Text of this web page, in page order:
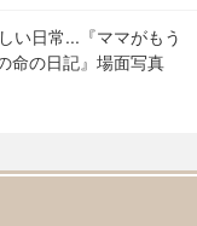
い日常...『ママがもう
命の日記』場面写真